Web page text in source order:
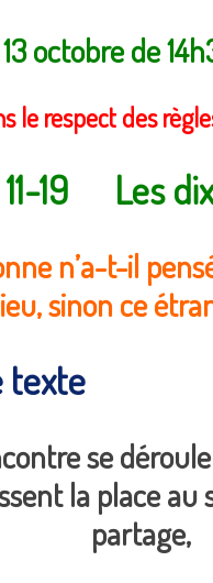
octobre de
le respect des
11-19 Les
n’a-t-il
sinon ce
texte
se
la place au
partage,